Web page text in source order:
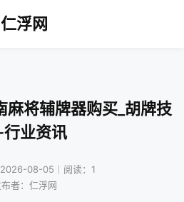
仁浮网
麻将辅牌器购买_胡牌技
业资讯
08-05｜阅读：1
布者：仁浮网